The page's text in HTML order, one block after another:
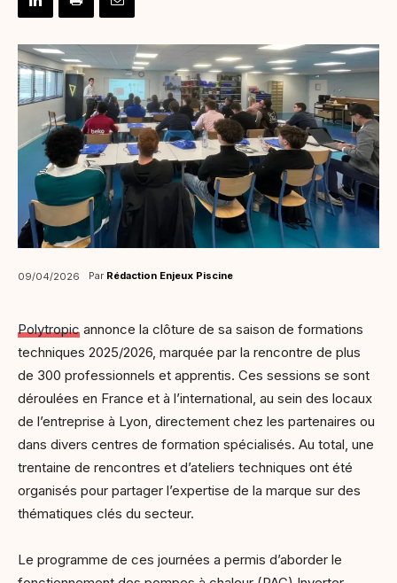
09/04/2026 Par Rédaction Enjeux Piscine
Polytropic annonce la clôture de sa saison de formations
techniques 2025/2026, marquée par la rencontre de plus
de 300 professionnels et apprentis. Ces sessions se sont
déroulées en France et à l’international, au sein des locaux
de l’entreprise à Lyon, directement chez les partenaires ou
dans divers centres de formation spécialisés. Au total, une
trentaine de rencontres et d’ateliers techniques ont été
organisés pour partager l’expertise de la marque sur des
thématiques clés du secteur.
Le programme de ces journées a permis d’aborder le